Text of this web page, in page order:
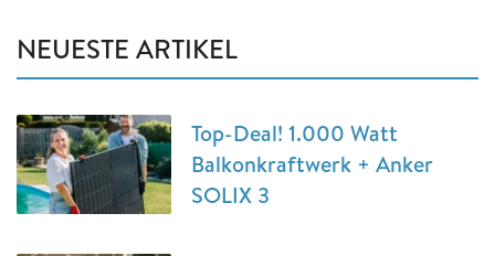
NEUESTE ARTIKEL
Top-Deal! 1.000 Watt
Balkonkraftwerk + Anker
SOLIX 3